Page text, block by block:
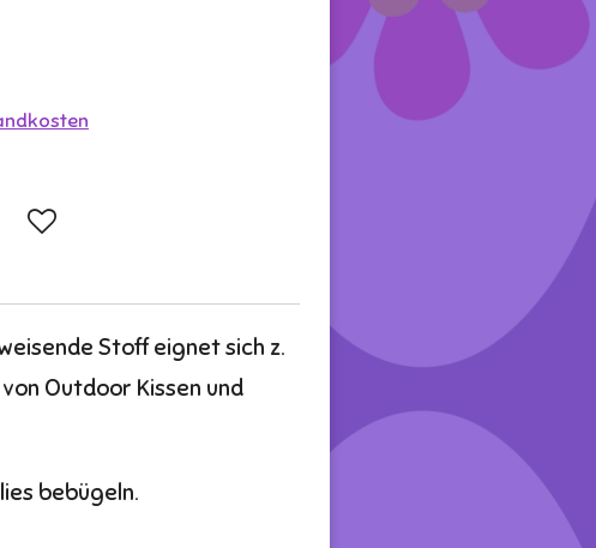
Stoff eignet sich z.
Outdoor Kissen und
bebügeln.